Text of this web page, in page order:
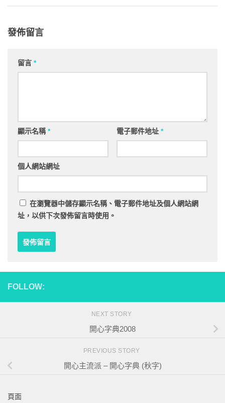
發佈留言
留言 *
顯示名稱* 電子郵件地址 *
個人網站網址
在瀏覽器中儲存顯示名稱、電子郵件地址及個人網站網
址，以供下次發佈留言時使用。
FOLLOW:
NEXT STORY
開心字典2008
PREVIOUS STORY
開心主流派 – 開心字典 (秋字)
頁面